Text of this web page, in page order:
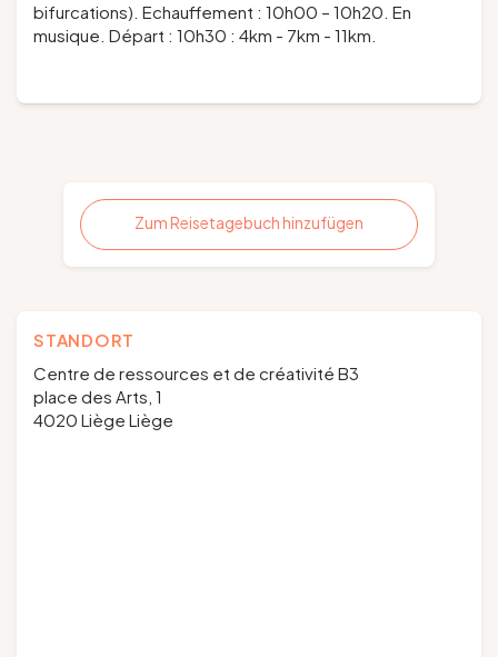
bifurcations). Echauffement : 10h00 – 10h20. En
musique. Départ : 10h30 : 4km - 7km - 11km.
Zum Reisetagebuch hinzufügen
STANDORT
Centre de ressources et de créativité B3
place des Arts, 1
4020 Liège Liège